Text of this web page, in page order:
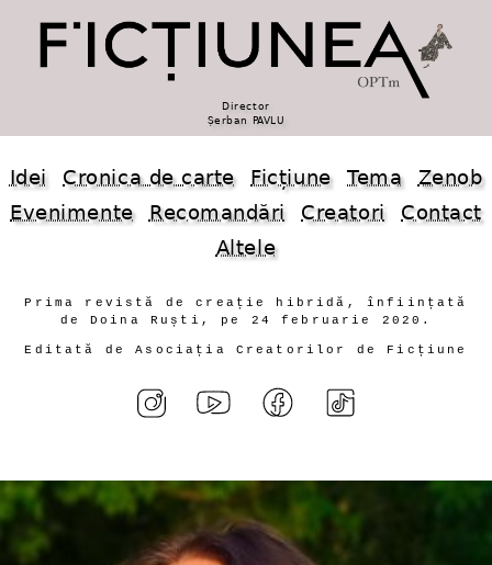
Director
Șerban PAVLU
Idei Cronica de carte Ficțiune Tema
Zenob
Evenimente
Recomandări Creatori
Contact
Altele
Prima revistă de creație hibridă, înființată
de Doina Ruști, pe 24 februarie 2020.
Editată de Asociația Creatorilor de Ficțiune